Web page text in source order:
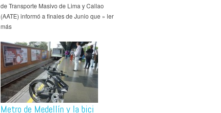
de Transporte Masivo de Lima y Callao
(AATE) informó a finales de Junio que » ler
más
Metro de Medellín y la bici